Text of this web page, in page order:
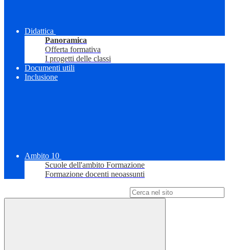
Didattica
Panoramica
Offerta formativa
I progetti delle classi
Documenti utili
Inclusione
Ambito 10
Scuole dell'ambito Formazione
Formazione docenti neoassunti